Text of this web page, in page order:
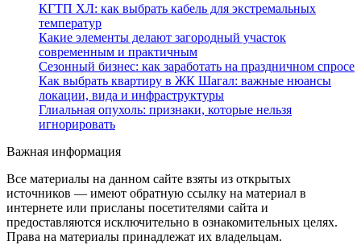
КГТП ХЛ: как выбрать кабель для экстремальных
температур
Какие элементы делают загородный участок
современным и практичным
Сезонный бизнес: как заработать на праздничном спросе
Как выбрать квартиру в ЖК Шагал: важные нюансы
локации, вида и инфраструктуры
Глиальная опухоль: признаки, которые нельзя
игнорировать
Важная информация
Все материалы на данном сайте взяты из открытых
источников — имеют обратную ссылку на материал в
интернете или присланы посетителями сайта и
предоставляются исключительно в ознакомительных целях.
Права на материалы принадлежат их владельцам.